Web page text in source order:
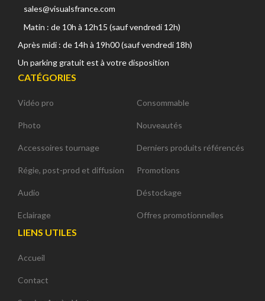
sales@visualsfrance.com
Matin : de 10h à 12h15 (sauf vendredi 12h)
Après midi : de 14h à 19h00 (sauf vendredi 18h)
Un parking gratuit est à votre disposition
CATÉGORIES
Vidéo pro
Photo
Accessoires tournage
Régie, post-prod et diffusion
Audio
Eclairage
Consommable
Nouveautés
Derniers produits référencés
Promotions
Déstockage
Offres promotionnelles
LIENS UTILES
Accueil
Contact